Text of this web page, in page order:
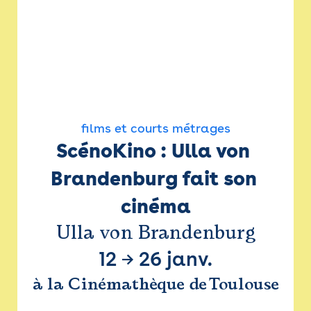
films et courts métrages
ScénoKino : Ulla von
Brandenburg fait son
cinéma
Ulla von Brandenburg
12 → 26 janv.
à la Cinémathèque de Toulouse